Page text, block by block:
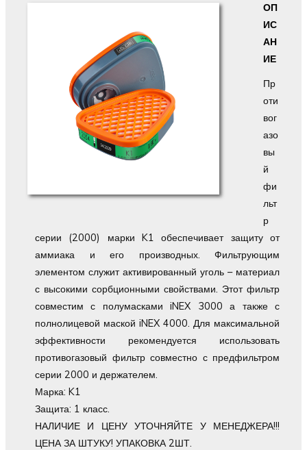
ОП
ИС
АН
ИЕ
Пр
оти
вог
азо
вы
й
фи
льт
р
серии (2000) марки K1 обеспечивает защиту от
аммиака и его производных. Фильтрующим
элементом служит активированный уголь – материал
с высокими сорбционными свойствами. Этот фильтр
совместим с полумасками iNEX 3000 а также с
полнолицевой маской iNEX 4000. Для максимальной
эффективности рекомендуется использовать
противогазовый фильтр совместно с предфильтром
серии 2000 и держателем.
Марка: K1
Защита: 1 класс.
НАЛИЧИЕ И ЦЕНУ УТОЧНЯЙТЕ У МЕНЕДЖЕРА!!!
ЦЕНА ЗА ШТУКУ! УПАКОВКА 2ШТ.